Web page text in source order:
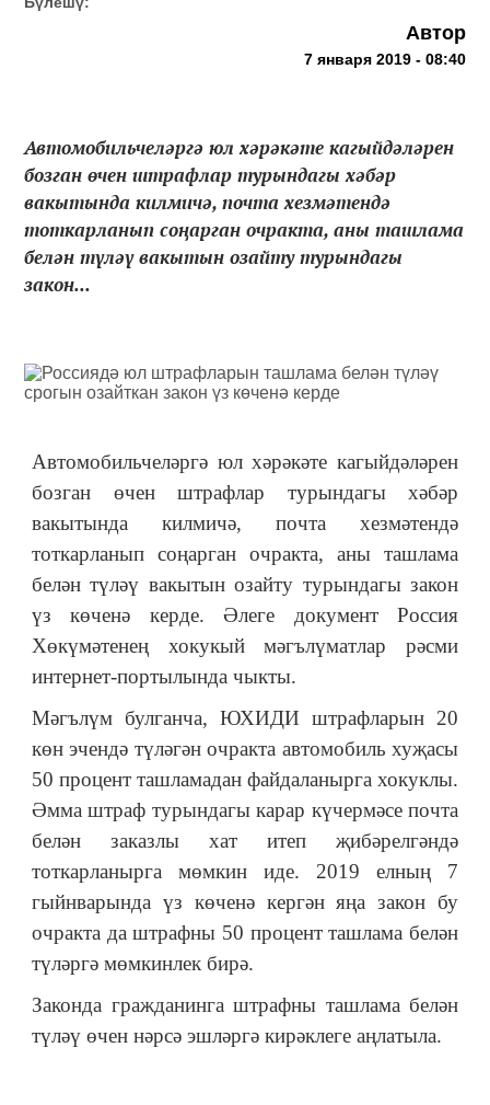
Автор
7 января 2019 - 08:40
Автомобильчеләргә юл хәрәкәте кагыйдәләрен
бозган өчен штрафлар турындагы хәбәр
вакытында килмичә, почта хезмәтендә
тоткарланып соңарган очракта, аны ташлама
белән түләү вакытын озайту турындагы
закон...
Автомобильчеләргә юл хәрәкәте кагыйдәләрен
бозган өчен штрафлар турындагы хәбәр
вакытында килмичә, почта хезмәтендә
тоткарланып соңарган очракта, аны ташлама
белән түләү вакытын озайту турындагы закон
үз көченә керде. Әлеге документ Россия
Хөкүмәтенең хокукый мәгълүматлар рәсми
интернет-портылында чыкты.
Мәгълүм булганча, ЮХИДИ штрафларын 20
көн эчендә түләгән очракта автомобиль хуҗасы
50 процент ташламадан файдаланырга хокуклы.
Әмма штраф турындагы карар күчермәсе почта
белән заказлы хат итеп җибәрелгәндә
тоткарланырга мөмкин иде. 2019 елның 7
гыйнварында үз көченә кергән яңа закон бу
очракта да штрафны 50 процент ташлама белән
түләргә мөмкинлек бирә.
Законда гражданинга штрафны ташлама белән
түләү өчен нәрсә эшләргә кирәклеге аңлатыла.